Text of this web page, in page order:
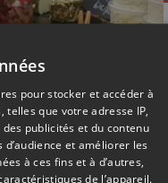
pour stocker et accéder à
que votre adresse IP,
publicités et du contenu
et améliorer les
à ces fins et à d’autres,
de l’appareil.